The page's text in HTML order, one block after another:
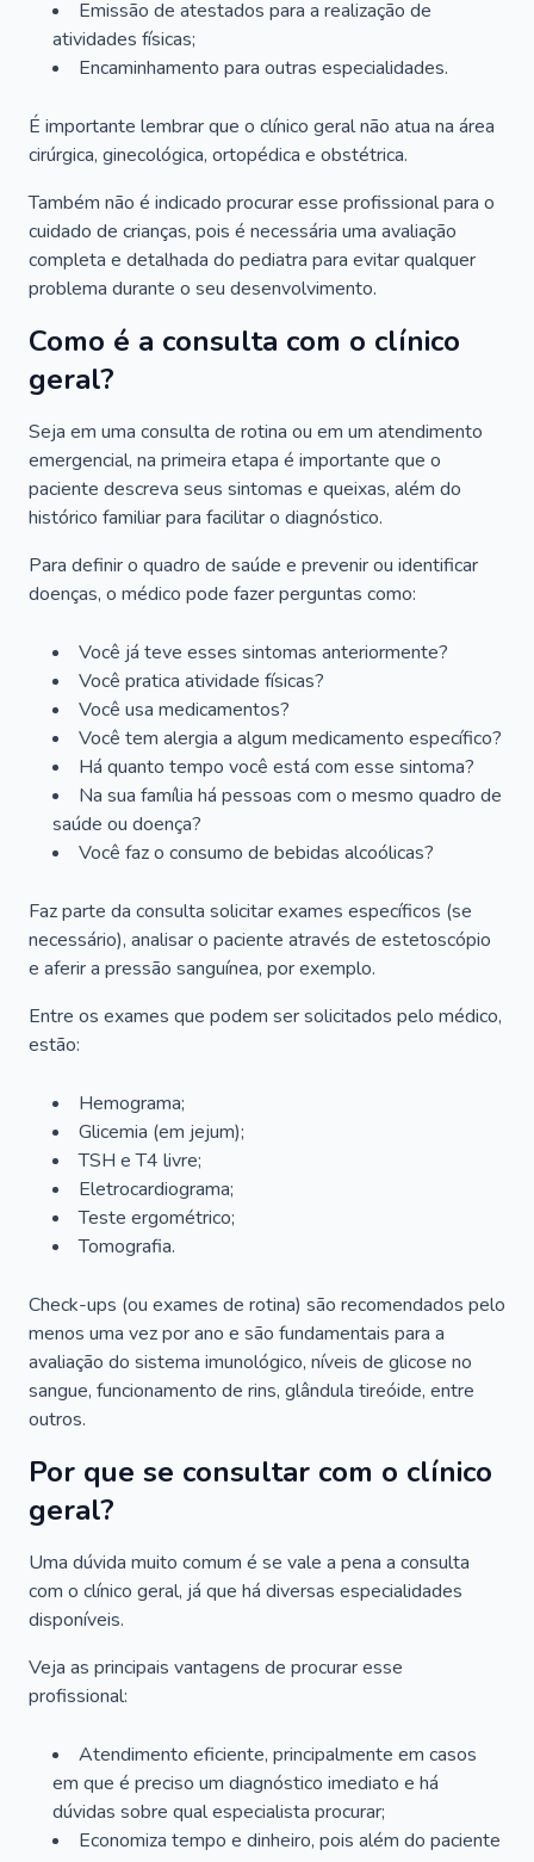
Emissão de atestados para a realização de
atividades físicas;
Encaminhamento para outras especialidades.
É importante lembrar que o clínico geral não atua na área
cirúrgica, ginecológica, ortopédica e obstétrica.
Também não é indicado procurar esse profissional para o
cuidado de crianças, pois é necessária uma avaliação
completa e detalhada do pediatra para evitar qualquer
problema durante o seu desenvolvimento.
Como é a consulta com o clínico
geral?
Seja em uma consulta de rotina ou em um atendimento
emergencial, na primeira etapa é importante que o
paciente descreva seus sintomas e queixas, além do
histórico familiar para facilitar o diagnóstico.
Para definir o quadro de saúde e prevenir ou identificar
doenças, o médico pode fazer perguntas como:
Você já teve esses sintomas anteriormente?
Você pratica atividade físicas?
Você usa medicamentos?
Você tem alergia a algum medicamento específico?
Há quanto tempo você está com esse sintoma?
Na sua família há pessoas com o mesmo quadro de
saúde ou doença?
Você faz o consumo de bebidas alcoólicas?
Faz parte da consulta solicitar exames específicos (se
necessário), analisar o paciente através de estetoscópio
e aferir a pressão sanguínea, por exemplo.
Entre os exames que podem ser solicitados pelo médico,
estão:
Hemograma;
Glicemia (em jejum);
TSH e T4 livre;
Eletrocardiograma;
Teste ergométrico;
Tomografia.
Check-ups (ou exames de rotina) são recomendados pelo
menos uma vez por ano e são fundamentais para a
avaliação do sistema imunológico, níveis de glicose no
sangue, funcionamento de rins, glândula tireóide, entre
outros.
Por que se consultar com o clínico
geral?
Uma dúvida muito comum é se vale a pena a consulta
com o clínico geral, já que há diversas especialidades
disponíveis.
Veja as principais vantagens de procurar esse
profissional:
Atendimento eficiente, principalmente em casos
em que é preciso um diagnóstico imediato e há
dúvidas sobre qual especialista procurar;
Economiza tempo e dinheiro, pois além do paciente